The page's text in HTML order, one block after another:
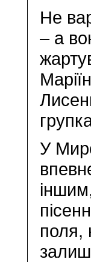
Не
– а
У
поля,